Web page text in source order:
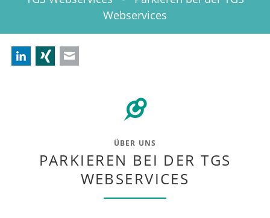
Webservices
LinkedIn Xing
ÜBER UNS
PARKIEREN BEI DER TGS
WEBSERVICES